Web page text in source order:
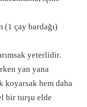
(1 çay bardağı)
yeterlidir.
yan yana
koyarsak hem daha
bir turşu elde